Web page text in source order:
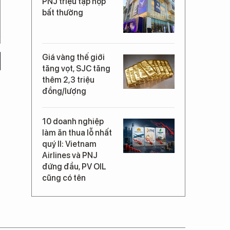
bất thường
Giá vàng thế giới
tăng vọt, SJC tăng
thêm 2,3 triệu
đồng/lượng
10 doanh nghiệp
làm ăn thua lỗ nhất
quý II: Vietnam
Airlines và PNJ
đứng đầu, PV OIL
cũng có tên